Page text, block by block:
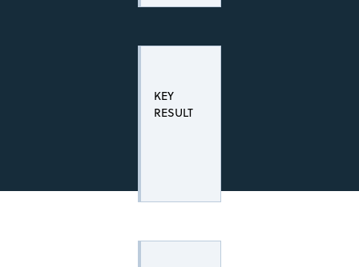
KEY
RESULT